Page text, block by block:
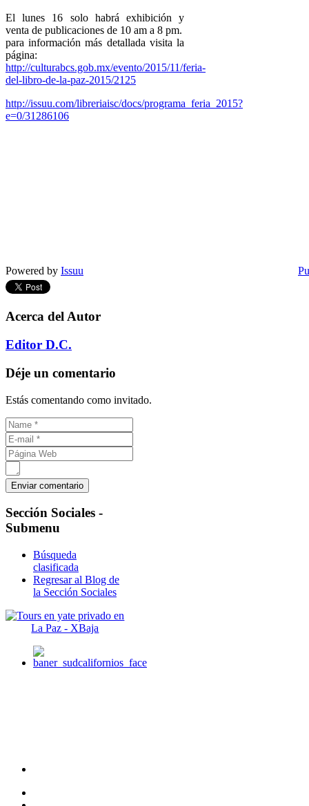
El lunes 16 solo habrá exhibición y
venta de publicaciones de 10 am a 8 pm.
para información más detallada visita la
página:
http://culturabcs.gob.mx/evento/2015/11/feria-
del-libro-de-la-paz-2015/2125
http://issuu.com/libreriaisc/docs/programa_feria_2015?
e=0/31286106
Powered by Issuu
Acerca del Autor
Editor D.C.
Déje un comentario
Estás comentando como invitado.
Sección Sociales -
Submenu
Búsqueda
clasificada
Regresar al Blog de
la Sección Sociales